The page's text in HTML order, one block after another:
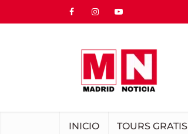
INICIO TOURS GRATIS